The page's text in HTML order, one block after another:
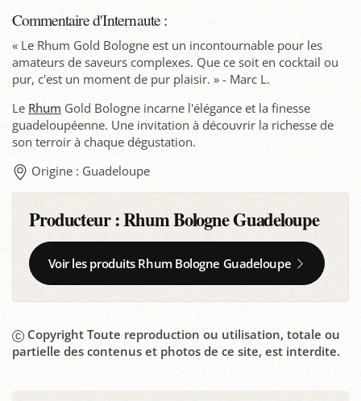
Commentaire d'Internaute :
« Le Rhum Gold Bologne est un incontournable pour les
amateurs de saveurs complexes. Que ce soit en cocktail ou
pur, c'est un moment de pur plaisir. » - Marc L.
Le Rhum Gold Bologne incarne l'élégance et la finesse
guadeloupéenne. Une invitation à découvrir la richesse de
son terroir à chaque dégustation.
Origine : Guadeloupe
Producteur :Rhum Bologne Guadeloupe
Voir les produits Rhum Bologne Guadeloupe
Copyright Toute reproduction ou utilisation, totale ou
partielle des contenus et photos de ce site, est interdite.